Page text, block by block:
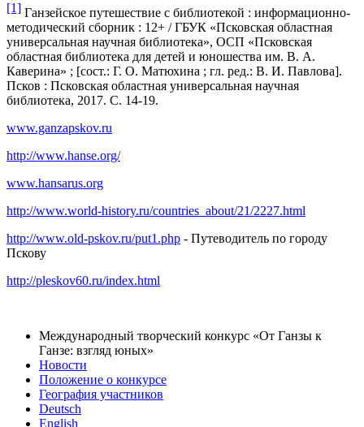
[1] Ганзейское путешествие с библиотекой : информационно-
методический сборник : 12+ / ГБУК «Псковская областная
универсальная научная библиотека», ОСП «Псковская
областная библиотека для детей и юношества им. В. А.
Каверина» ; [сост.: Г. О. Матюхина ; гл. ред.: В. И. Павлова].
Псков : Псковская областная универсальная научная
библиотека, 2017. С. 14-19.
www.ganzapskov.ru
http://www.hanse.org/
www.hansarus.org
http://www.world-history.ru/countries_about/21/2227.html
http://www.old-pskov.ru/put1.php - Путеводитель по городу
Пскову
http://pleskov60.ru/index.html
Международный творческий конкурс «От Ганзы к
Ганзе: взгляд юных»
Новости
Положение о конкурсе
География участников
Deutsch
English